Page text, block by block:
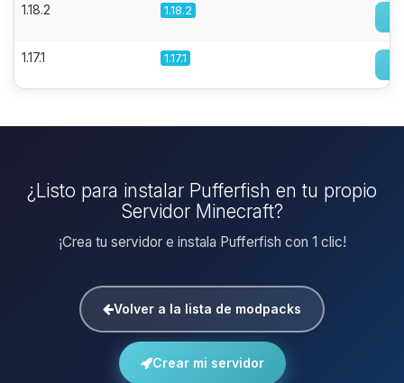
1.18.2 1.18.2
1.17.1 1.17.1
¿Listo para instalar Pufferfish en tu propio
Servidor Minecraft?
¡Crea tu servidor e instala Pufferfish con 1 clic!
Volver a la lista de modpacks
Crear mi servidor